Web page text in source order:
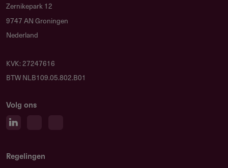
Zernikepark 12
9747 AN Groningen
Nederland
KVK: 27247616
BTW NLB109.05.802.B01
Volg ons
Regelingen